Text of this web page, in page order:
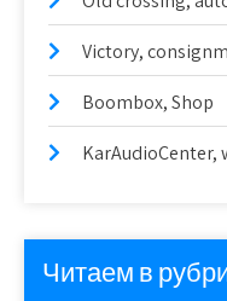
Victory,
Boombox, Shop
Читаем в